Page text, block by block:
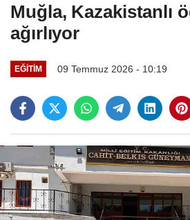
Muğla, Kazakistanlı
ağırlıyor
EĞITIM 09 Temmuz 2026 - 10:19